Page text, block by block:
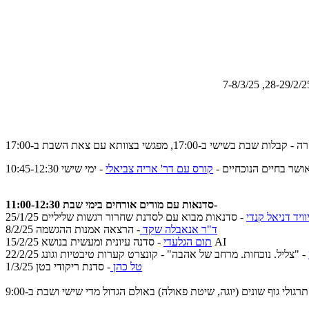
ב-17:00, מפגשי בצוותא עם צאת השבת ב-17:00
בחיים הנוכחיים - קורס עם דר' אריה צביאלי - ימי שישי 10:45-12:30
סדנאות עם מורים אורחים בימי שבת 11:00-12:30-
דניאל קנדי
8/2/25
ד"ר אנאבלה שקד - הרצאה אמנות ההגשמה
15/2/25
תום הגלעדי - סדנה עיונית ומעשית בנושא AI
22/2/25 - "צליל. נוכחות. מרחב של אהבה" - קונצרט קערות טיבטיות וגונג
1/3/25
טל כהן - סדנת ריקודי בטן